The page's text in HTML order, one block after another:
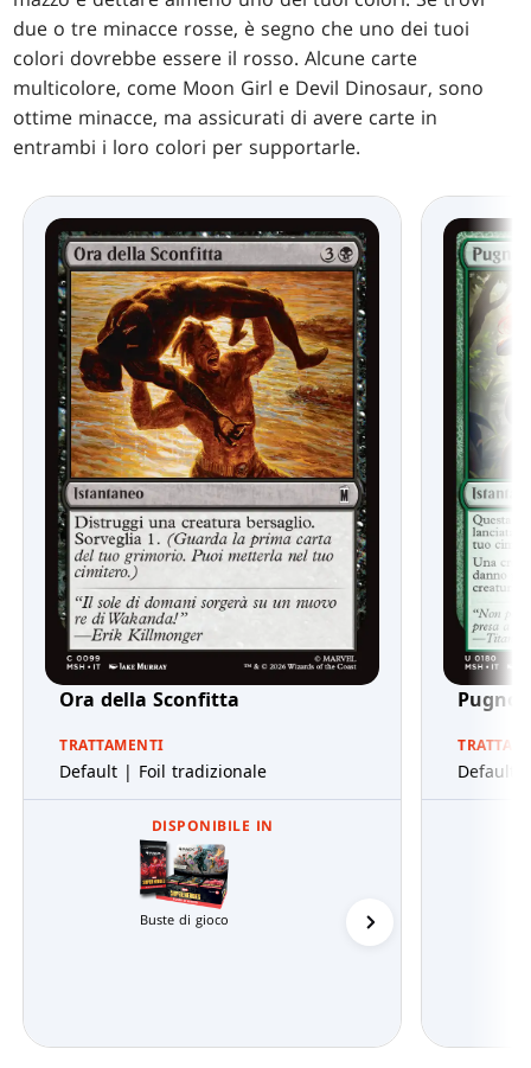
due o tre minacce rosse, è segno che uno dei tuoi
colori dovrebbe essere il rosso. Alcune carte
multicolore, come Moon Girl e Devil Dinosaur, sono
ottime minacce, ma assicurati di avere carte in
entrambi i loro colori per supportarle.
Ora della Sconfitta
TRATTAMENTI
Default | Foil tradizionale
DISPONIBILE IN
Buste di gioco
Pugno
Default